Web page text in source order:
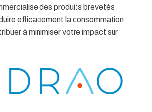
des produits brevetés
efficacement la consommation
à minimiser votre impact sur